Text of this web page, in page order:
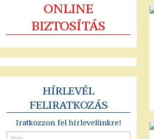
ONLINE
BIZTOSÍTÁS
HÍRLEVÉL
FELIRATKOZÁS
Iratkozzon fel hírlevelünkre!